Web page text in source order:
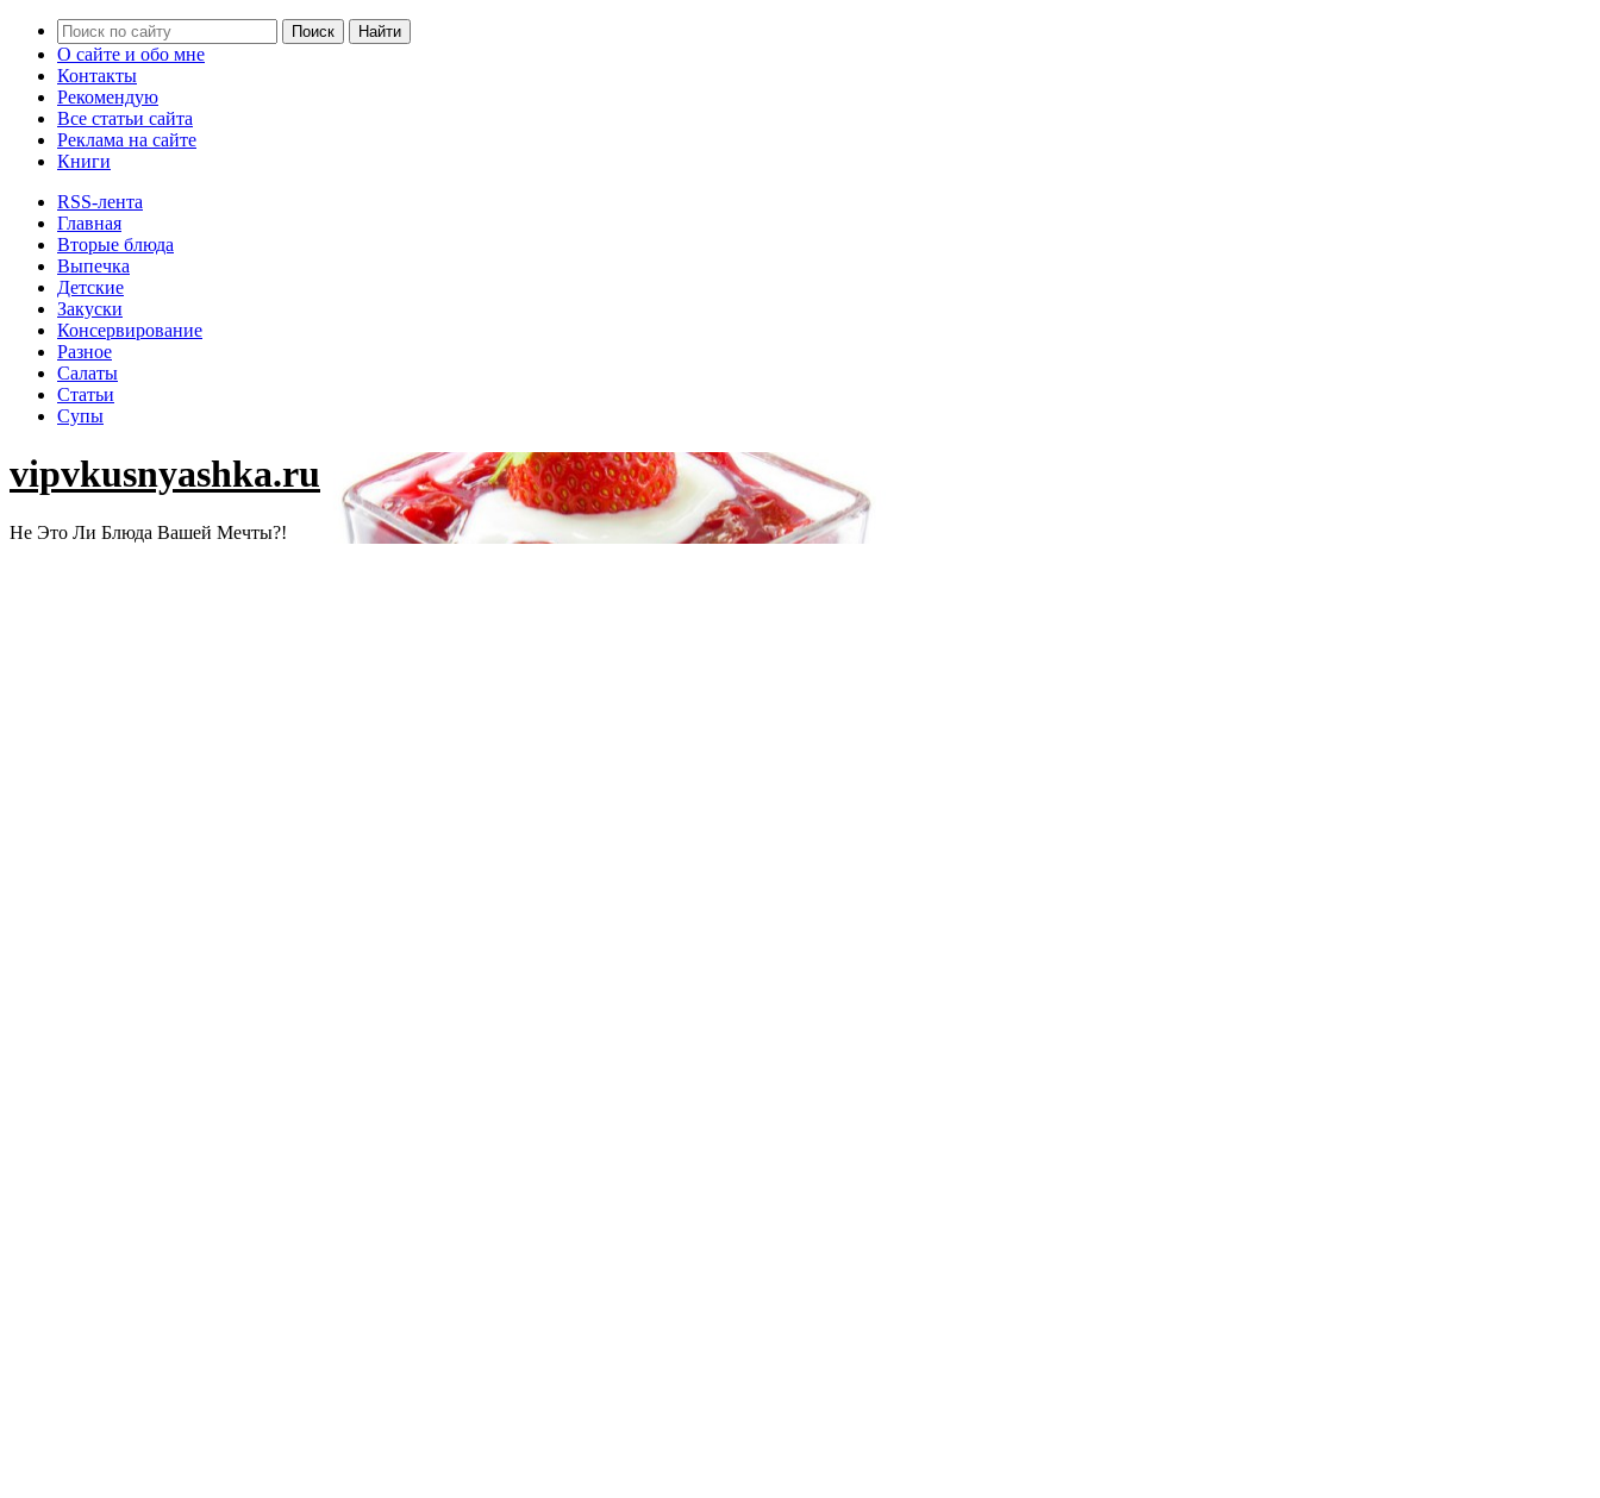
О сайте и обо мне
Контакты
Рекомендую
Все статьи сайта
Реклама на сайте
Книги
RSS-лента
Главная
Вторые блюда
Выпечка
Детские
Закуски
Консервирование
Разное
Салаты
Статьи
Супы
vipvkusnyashka.ru
Не Это Ли Блюда Вашей Мечты?!